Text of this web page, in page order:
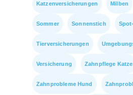
Katzenversicherungen Milben
Sommer Sonnenstich
Tierversicherungen
Versicherung Zahnpflege Katze
Zahnprobleme Hund